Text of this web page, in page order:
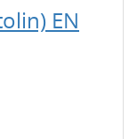
EN